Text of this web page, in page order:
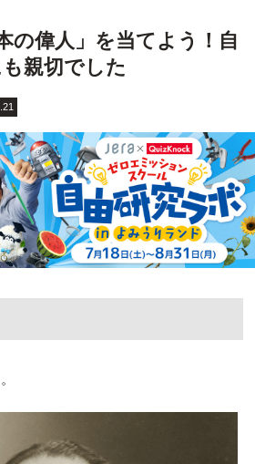
の偉人」を当てよう！自
親切でした